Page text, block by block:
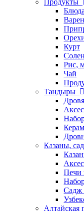
Продукты
Курт
Рис,
Чай
Тандыры
Казаны,
Печи
Садж
Алтайская